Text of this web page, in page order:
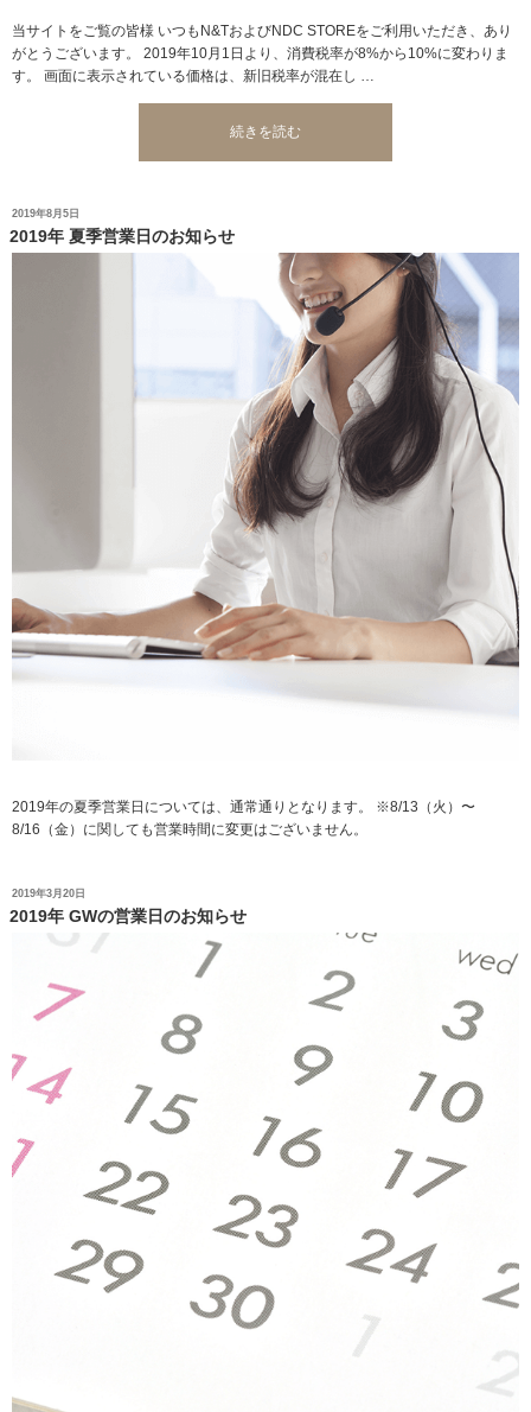
当サイトをご覧の皆様 いつもN&TおよびNDC STOREをご利用いただき、あり
がとうございます。 2019年10月1日より、消費税率が8%から10%に変わりま
す。 画面に表示されている価格は、新旧税率が混在し …
“消
更
せ”
の
続きを読む
投
稿
日:
2019年8月5日
2019年 夏季営業日のお知らせ
2019年の夏季営業日については、通常通りとなります。 ※8/13（火）〜
8/16（金）に関しても営業時間に変更はございません。
投
稿
日:
2019年3月20日
2019年 GWの営業日のお知らせ